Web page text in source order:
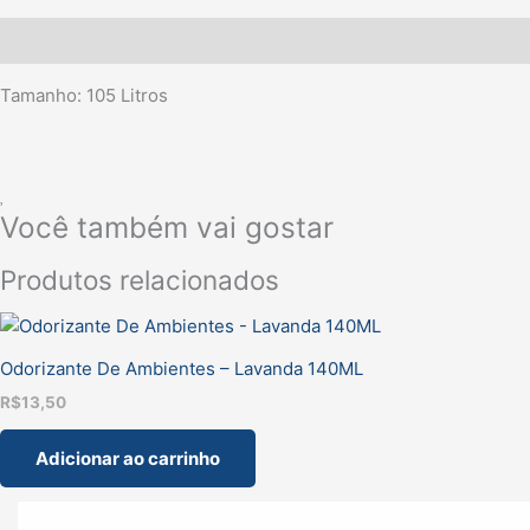
Tamanho: 105 Litros
Você também vai gostar
Produtos relacionados
Odorizante De Ambientes – Lavanda 140ML
R$13,50
Adicionar ao carrinho